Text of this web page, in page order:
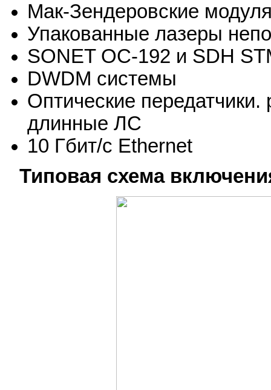
Мак-Зендеровские
Упакованные лазеры
SONET OC-192 и SDH
DWDM системы
Оптические
длинные ЛС
10 Гбит/с Ethernet
Типовая схема